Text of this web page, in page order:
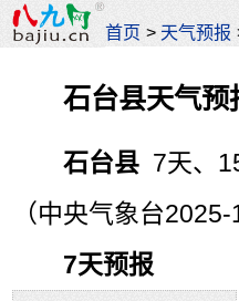
首页 > 天气预报
石台县天气预
石台县 7天、
（中央气象台
7天预报